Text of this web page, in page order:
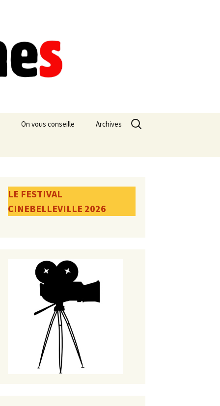
On vous conseille Archives
Rechercher :
LE FESTIVAL
CINEBELLEVILLE 2026